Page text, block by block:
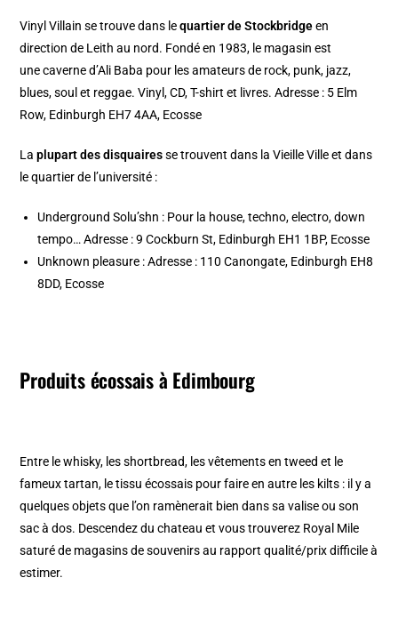
Vinyl Villain se trouve dans lequartier de Stockbridgeen
direction de Leith au nord. Fondé en 1983, le magasin est
une caverne d’Ali Baba pour les amateurs de rock, punk, jazz,
blues, soul et reggae. Vinyl, CD, T-shirt et livres. Adresse : 5 Elm
Row, Edinburgh EH7 4AA, Ecosse
Laplupart des disquairesse trouvent dans la Vieille Ville et dans
le quartier de l’université :
Underground Solu’shn : Pour la house, techno, electro, down
tempo… Adresse : 9 Cockburn St, Edinburgh EH1 1BP, Ecosse
Unknown pleasure : Adresse : 110 Canongate, Edinburgh EH8
8DD, Ecosse
Produits écossais à Edimbourg
Entre le whisky, les shortbread, les vêtements en tweed et le
fameux tartan, le tissu écossais pour faire en autre les kilts : il y a
quelques objets que l’on ramènerait bien dans sa valise ou son
sac à dos. Descendez du chateau et vous trouverez Royal Mile
saturé de magasins de souvenirs au rapport qualité/prix difficile à
estimer.